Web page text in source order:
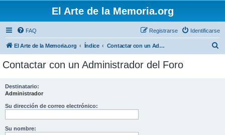
El Arte de la Memoria.org
FAQ Identificarse
Registrarse
El Arte de la Memoria.org Índice Contactar con un Administrador del Foro
Contactar con un Administrador del Foro
Destinatario:
Administrador
Su dirección de correo electrónico:
Su nombre: